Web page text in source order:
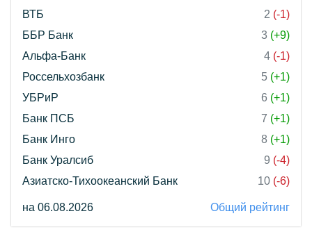
ВТБ
2 (-1)
ББР Банк
3 (+9)
Альфа-Банк
4 (-1)
Россельхозбанк
5 (+1)
УБРиР
6 (+1)
Банк ПСБ
7 (+1)
Банк Инго
8 (+1)
Банк Уралсиб
9 (-4)
Азиатско-Тихоокеанский Банк
10 (-6)
на 06.08.2026 Общий рейтинг